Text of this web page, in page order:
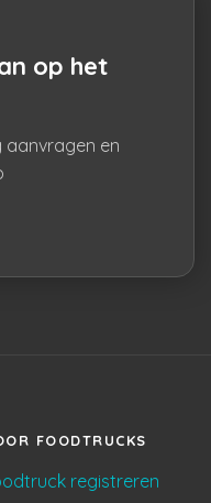
op het
aanvragen en
FOODTRUCKS
registreren